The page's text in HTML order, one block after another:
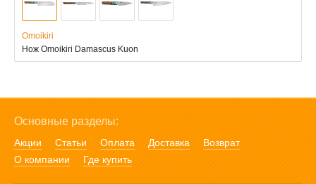
Omoikiri
Нож Omoikiri Damascus Kuon
Основные разделы:
Акции Статьи Оплата Доставка
Возврат
О компании
Где купить